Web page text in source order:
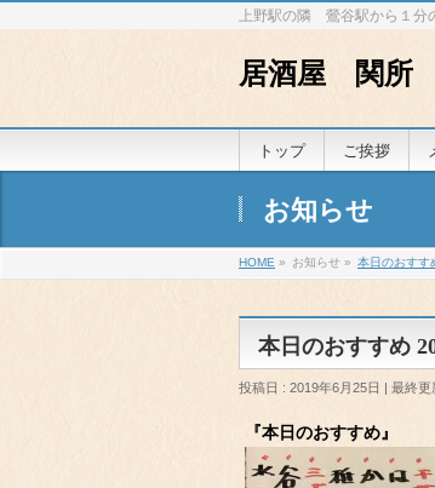
上野駅の隣 鶯谷駅から１
居酒屋 関所
トップ ご挨拶
お知らせ
HOME » お知らせ » 本日のおすす
本日のおすすめ
投稿日 : 2019年6月25日 最終更
『本日のおすすめ』